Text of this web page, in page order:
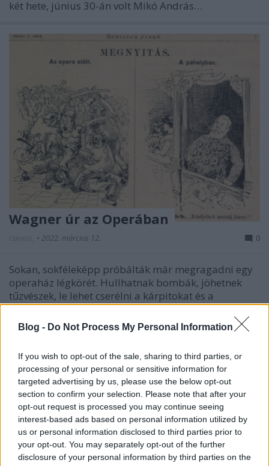
Blog - Do Not Process My Personal Information
If you wish to opt-out of the sale, sharing to third parties, or
processing of your personal or sensitive information for
targeted advertising by us, please use the below opt-out
section to confirm your selection. Please note that after your
opt-out request is processed you may continue seeing
interest-based ads based on personal information utilized by
us or personal information disclosed to third parties prior to
your opt-out. You may separately opt-out of the further
disclosure of your personal information by third parties on the
két hete, június 30-án volt Mikó András…
Wagner úr az Operában
caruso_ • 2022. március 12. 0
Sokan, sokféleképp próbálták már megragadni egy
operaház légkörét. Hullhatnak bombák, jöhetnek
tűzvészek, le lehet cserélni a kárpitokat és a
kandelábereket, azonban a múlt, a szellemiség a
falakból árad, azokhoz a vésők nem feltétlenül
jutnak el. Kicsit olyan az egész, mint Carmen